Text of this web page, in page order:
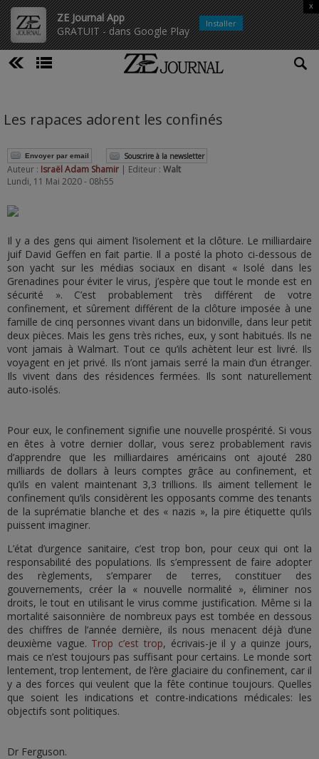
ZE Journal App
GRATUIT - dans Google Play
x
Installer
Les rapaces adorent les confinés
Envoyer par email Souscrire à la newsletter
Auteur : Israël Adam Shamir | Editeur : Walt
Lundi, 11 Mai 2020 - 08h55
Il y a des gens qui aiment l’isolement et la clôture. Le milliardaire
juif David Geffen en fait partie. Il a posté la photo ci-dessous de
son yacht sur les médias sociaux en disant « Isolé dans les
Grenadines pour éviter le virus, j’espère que tout le monde est en
sécurité ». C’est probablement très différent de votre
confinement, et sûrement différent de la clôture imposée à une
famille de cinq personnes vivant dans un bidonville, dans leur petit
deux pièces. Mais les gens très riches, eux, y sont habitués. Ils ne
vont jamais à Walmart. Tout ce qu’ils achètent leur est livré. Ils
voyagent en jet privé. Ils n’ont jamais serré la main d’un étranger.
Ils vivent dans des résidences fermées. Ils sont naturellement
auto-isolés.
Pour eux, le confinement signifie une nouvelle prospérité. Si vous
en êtes à votre dernier dollar, vous serez probablement ravis
d’apprendre que les milliardaires américains ont ajouté 280
milliards de dollars à leurs comptes grâce au confinement, et
qu’ils en valent maintenant 3,3 trillions. Ils aiment tellement le
confinement qu’ils considèrent les opposants comme des tenants
de la suprématie blanche et des « nazis », la pire étiquette qu’ils
puissent imaginer.
L’état d’urgence sanitaire, c’est trop bon, pour ceux qui ont la
responsabilité des populations. Ils s’empressent de faire adopter
des règlements, s’emparer de terres, constituer des
gouvernements, créer la « nouvelle normalité », éliminer nos
droits, le tout en utilisant le virus comme justification. Même si la
mortalité saisonnière de nombreux pays est tombée en dessous
des chiffres de l’année dernière, ils nous menacent déjà d’une
deuxième vague. Trop c’est trop, écrivais-je il y a quinze jours,
mais ce n’est toujours pas suffisant pour certains. Le monde sort
lentement, trop lentement, de l’ère glaciaire du confinement, car il
y a des forces qui veulent que la fête continue toujours. Quelles
que soient les indications et contre-indications médicales: les
objectifs sont politiques.
Dr Ferguson.